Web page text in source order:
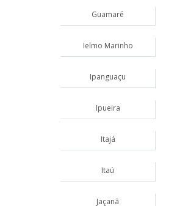
Guamaré
Ielmo Marinho
Ipanguaçu
Ipueira
Itajá
Itaú
Jaçanã